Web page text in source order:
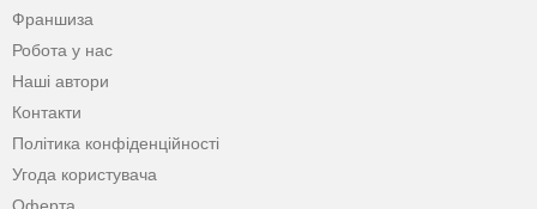
Франшиза
Робота у нас
Наші автори
Контакти
Політика конфіденційності
Угода користувача